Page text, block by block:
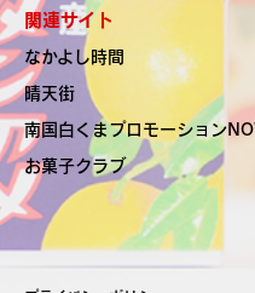
関連サイト
なかよし時間
晴天街
南国白くまプロモーション
お菓子クラブ